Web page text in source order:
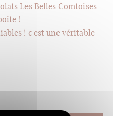
Les Belles Comtoises
!
! c'est une véritable